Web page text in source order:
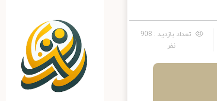
تعداد بازدید : 908
نفر